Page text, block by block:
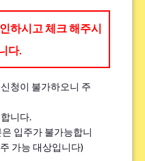
학에 대한 세부 내용을 안내해 드
라고 기입해주세요.
하시고 체크 해주시
다.
청이 불가하오니 주
니다.
입주가 불가능합니
가능 대상입니다)